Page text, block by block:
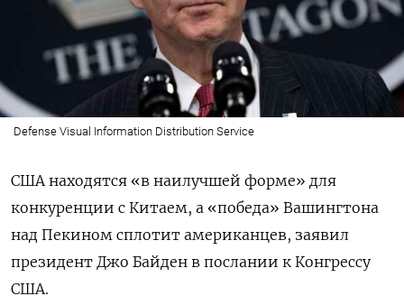
Defense Visual Information Distribution Service
США находятся «в наилучшей форме» для
конкуренции с Китаем, а «победа» Вашингтона
над Пекином сплотит американцев, заявил
президент Джо Байден в послании к Конгрессу
США.